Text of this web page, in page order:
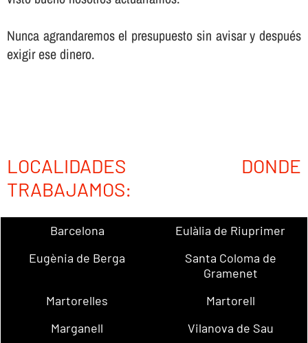
Nunca agrandaremos el presupuesto sin avisar y después
exigir ese dinero.
LOCALIDADES DONDE
TRABAJAMOS:
Barcelona
Eulàlia de Riuprimer
Eugènia de Berga
Santa Coloma de
Gramenet
Martorelles
Martorell
Marganell
Vilanova de Sau